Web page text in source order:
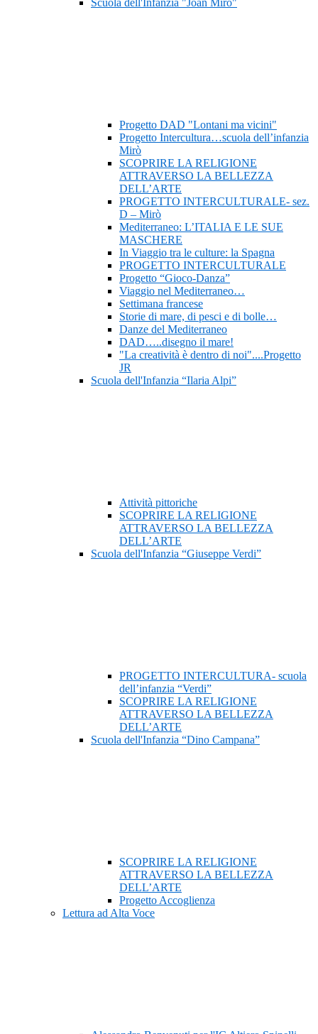
Scuola dell'Infanzia "Joan Mirò"
Progetto DAD "Lontani ma vicini"
Progetto Intercultura…scuola dell’infanzia
Mirò
SCOPRIRE LA RELIGIONE
ATTRAVERSO LA BELLEZZA
DELL’ARTE
PROGETTO INTERCULTURALE- sez.
D – Mirò
Mediterraneo: L’ITALIA E LE SUE
MASCHERE
In Viaggio tra le culture: la Spagna
PROGETTO INTERCULTURALE
Progetto “Gioco-Danza”
Viaggio nel Mediterraneo…
Settimana francese
Storie di mare, di pesci e di bolle…
Danze del Mediterraneo
DAD…..disegno il mare!
"La creatività è dentro di noi"....Progetto
JR
Scuola dell'Infanzia “Ilaria Alpi”
Attività pittoriche
SCOPRIRE LA RELIGIONE
ATTRAVERSO LA BELLEZZA
DELL’ARTE
Scuola dell'Infanzia “Giuseppe Verdi”
PROGETTO INTERCULTURA- scuola
dell’infanzia “Verdi”
SCOPRIRE LA RELIGIONE
ATTRAVERSO LA BELLEZZA
DELL’ARTE
Scuola dell'Infanzia “Dino Campana”
SCOPRIRE LA RELIGIONE
ATTRAVERSO LA BELLEZZA
DELL’ARTE
Progetto Accoglienza
Lettura ad Alta Voce